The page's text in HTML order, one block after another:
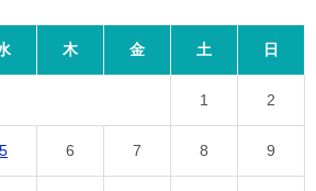
木 金 土 日
1 2
5 6 7 8 9